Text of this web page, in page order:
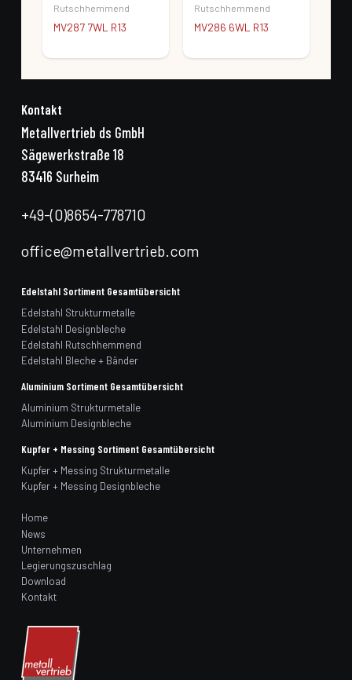
Rutschhemmend
MV287 7WL R13
Rutschhemmend
MV286 6WL R13
Kontakt
Metallvertrieb ds GmbH
Sägewerkstraße 18
83416 Surheim
+49-(0)8654-778710
office@metallvertrieb.com
Edelstahl Sortiment Gesamtübersicht
Edelstahl Strukturmetalle
Edelstahl Designbleche
Edelstahl Rutschhemmend
Edelstahl Bleche + Bänder
Aluminium Sortiment Gesamtübersicht
Aluminium Strukturmetalle
Aluminium Designbleche
Kupfer + Messing Sortiment Gesamtübersicht
Kupfer + Messing Strukturmetalle
Kupfer + Messing Designbleche
Home
News
Unternehmen
Legierungszuschlag
Download
Kontakt